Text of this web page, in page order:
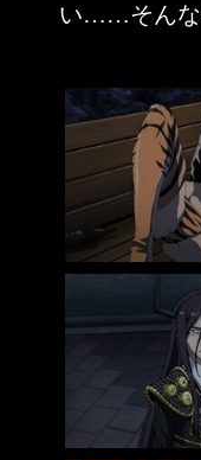
い……そんな